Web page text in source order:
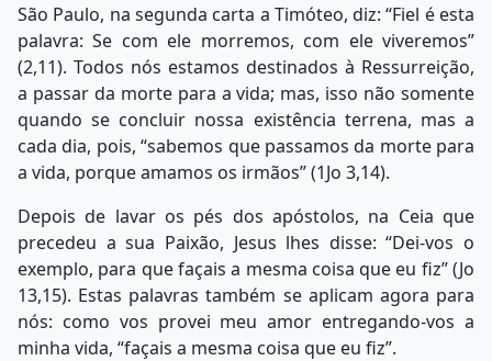
São Paulo, na segunda carta a Timóteo, diz: “Fiel é esta
palavra: Se com ele morremos, com ele viveremos”
(2,11). Todos nós estamos destinados à Ressurreição,
a passar da morte para a vida; mas, isso não somente
quando se concluir nossa existência terrena, mas a
cada dia, pois, “sabemos que passamos da morte para
a vida, porque amamos os irmãos” (1Jo 3,14).
Depois de lavar os pés dos apóstolos, na Ceia que
precedeu a sua Paixão, Jesus lhes disse: “Dei-vos o
exemplo, para que façais a mesma coisa que eu fiz” (Jo
13,15). Estas palavras também se aplicam agora para
nós: como vos provei meu amor entregando-vos a
minha vida, “façais a mesma coisa que eu fiz”.